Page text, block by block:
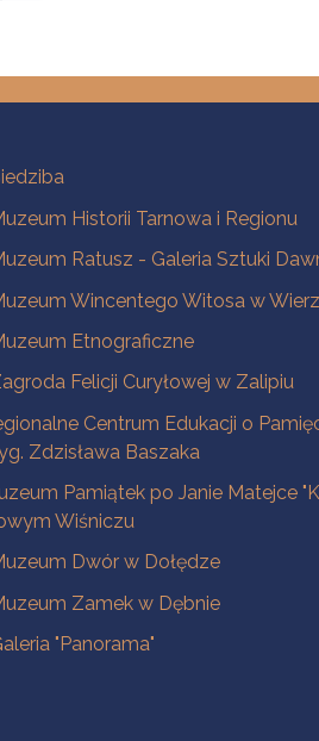
Historii Tarnowa i Regionu
Ratusz - Galeria Sztuki
Wincentego Witosa w
Etnograficzne
Felicji Curyłowej w Zalipiu
Centrum Edukacji o
Zdzisława Baszaka
Pamiątek po Janie Matejce
Wiśniczu
Dwór w Dołędze
Zamek w Dębnie
"Panorama"